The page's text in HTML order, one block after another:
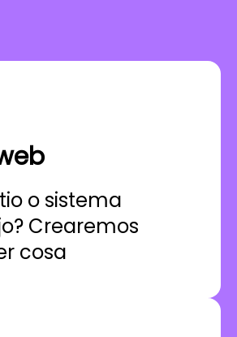
o sistema
Crearemos
cosa